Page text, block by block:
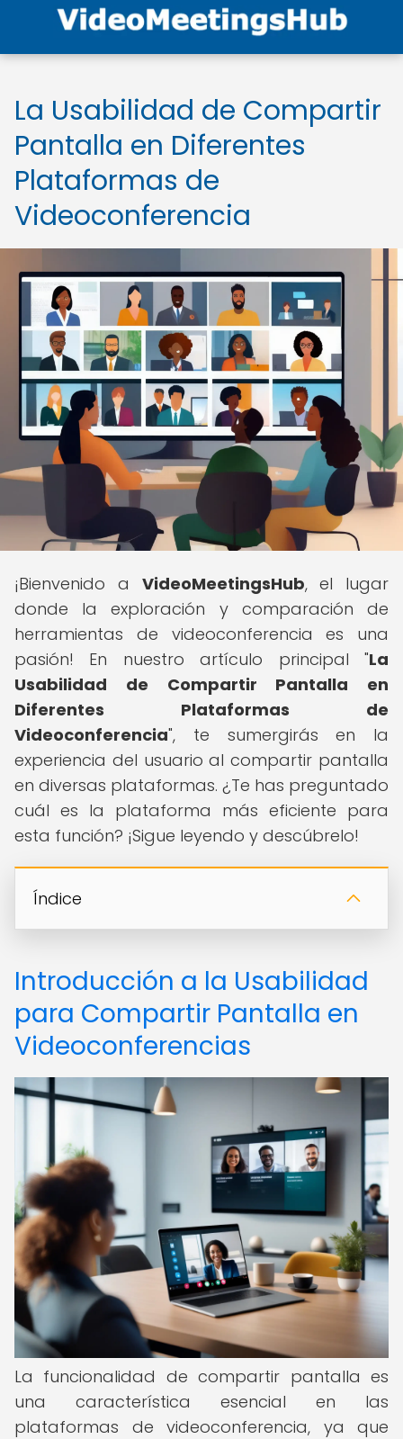
La Usabilidad de Compartir
Pantalla en Diferentes
Plataformas de
Videoconferencia
¡Bienvenido a VideoMeetingsHub, el lugar
donde la exploración y comparación de
herramientas de videoconferencia es una
pasión! En nuestro artículo principal "La
Usabilidad de Compartir Pantalla en
Diferentes Plataformas de
Videoconferencia", te sumergirás en la
experiencia del usuario al compartir pantalla
en diversas plataformas. ¿Te has preguntado
cuál es la plataforma más eficiente para
esta función? ¡Sigue leyendo y descúbrelo!
Índice
Introducción a la Usabilidad
para Compartir Pantalla en
Videoconferencias
La funcionalidad de compartir pantalla es
una característica esencial en las
plataformas de videoconferencia, ya que